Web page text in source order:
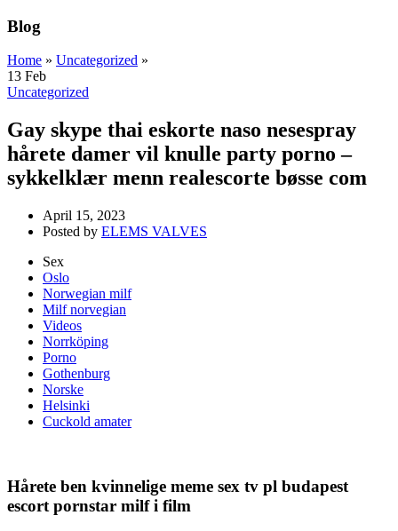
Blog
Home » Uncategorized »
13 Feb
Uncategorized
Gay skype thai eskorte naso nesespray
hårete damer vil knulle party porno –
sykkelklær menn realescorte bøsse com
April 15, 2023
Posted by ELEMS VALVES
Sex
Oslo
Norwegian milf
Milf norvegian
Videos
Norrköping
Porno
Gothenburg
Norske
Helsinki
Cuckold amater
Hårete ben kvinnelige meme sex tv pl budapest
escort pornstar milf i film